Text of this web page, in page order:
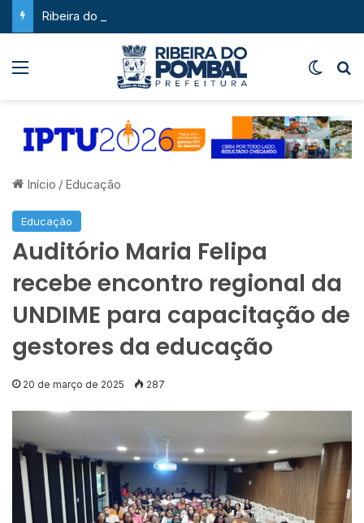
Início / Educação
Educação
Auditório Maria Felipa
recebe encontro regional da
UNDIME para capacitação de
gestores da educação
20 de março de 2025 287